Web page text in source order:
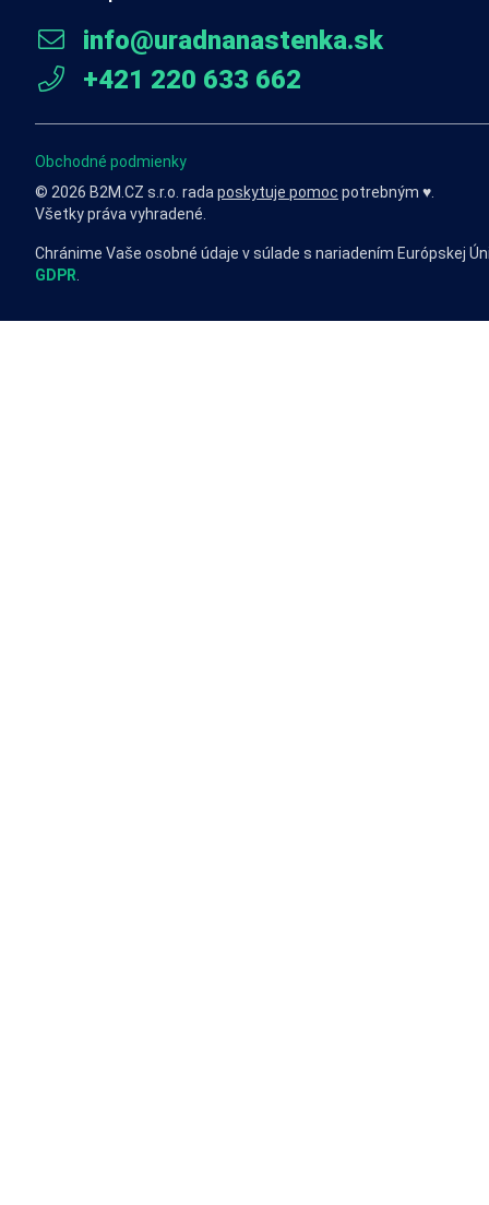
info@uradnanastenka.sk
+421 220 633 662
Obchodné podmienky
© 2026 B2M.CZ s.r.o. rada poskytuje pomoc potrebným ♥️.
Všetky práva vyhradené.
Chránime Vaše osobné údaje v súlade s nariadením Európskej
GDPR